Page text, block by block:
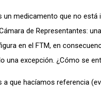
medicamento que no está
de Representantes:
en el FTM, en
una excepción. ¿Cómo se
que hacíamos referencia